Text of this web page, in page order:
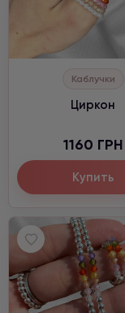
Каблучки
Циркон
1160 ГРН
Купить